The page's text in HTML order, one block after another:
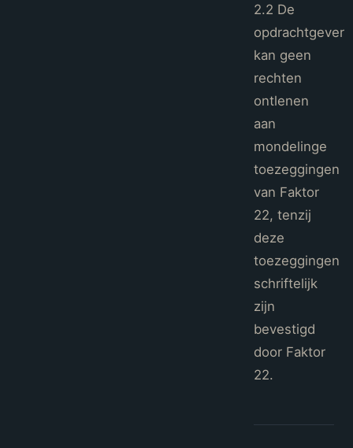
2.2 De
opdrachtgever
kan geen
rechten
ontlenen
aan
mondelinge
toezeggingen
van Faktor
22, tenzij
deze
toezeggingen
schriftelijk
zijn
bevestigd
door Faktor
22.